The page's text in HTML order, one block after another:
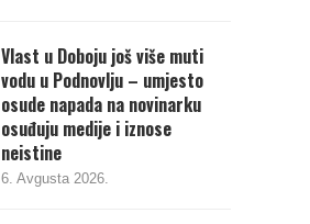
Vlast u Doboju još više muti
vodu u Podnovlju – umjesto
osude napada na novinarku
osuđuju medije i iznose
neistine
6. Avgusta 2026.